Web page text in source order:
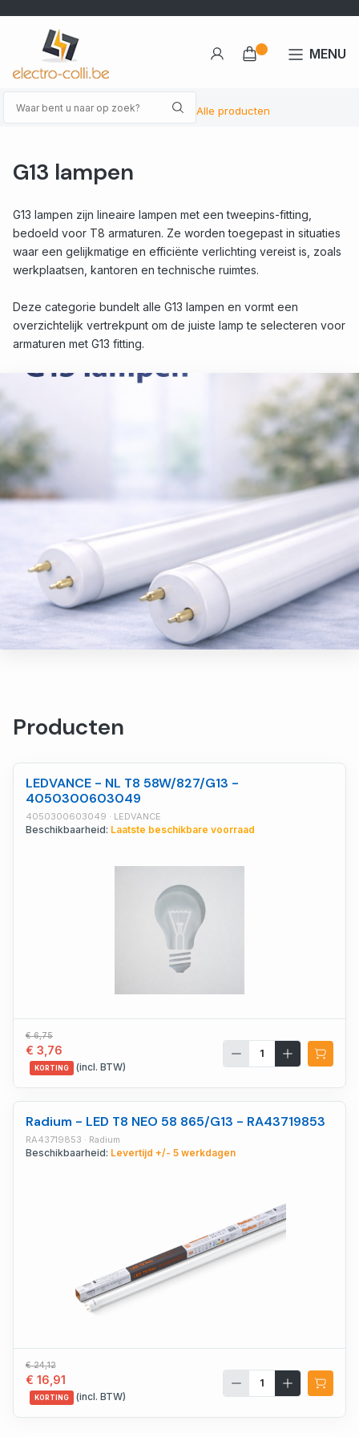
Alle producten
MENU
G13 lampen
G13 lampen zijn lineaire lampen met een tweepins-fitting,
bedoeld voor T8 armaturen. Ze worden toegepast in situaties
waar een gelijkmatige en efficiënte verlichting vereist is, zoals
werkplaatsen, kantoren en technische ruimtes.
Deze categorie bundelt alle G13 lampen en vormt een
overzichtelijk vertrekpunt om de juiste lamp te selecteren voor
armaturen met G13 fitting.
Producten
LEDVANCE - NL T8 58W/827/G13 -
4050300603049
4050300603049 · LEDVANCE
Beschikbaarheid: Laatste beschikbare voorraad
€ 6,75
€ 3,76
KORTING (incl. BTW)
Radium - LED T8 NEO 58 865/G13 - RA43719853
RA43719853 · Radium
Beschikbaarheid: Levertijd +/- 5 werkdagen
€ 24,12
€ 16,91
KORTING (incl. BTW)